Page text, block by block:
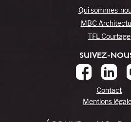
Qui sommes-
MBC
TFL Courtage
SUIVEZ-
Contact
Mentions